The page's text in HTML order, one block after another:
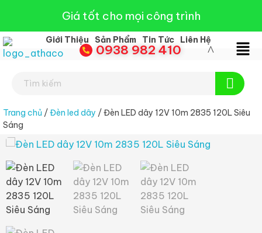
Giá tốt cho mọi công trình
Giới Thiệu Sản Phẩm Tin Tức Liên Hệ
0938 982 410
Trang chủ /Đèn led dây / Đèn LED dây 12V 10m 2835 120L Siêu
Sáng